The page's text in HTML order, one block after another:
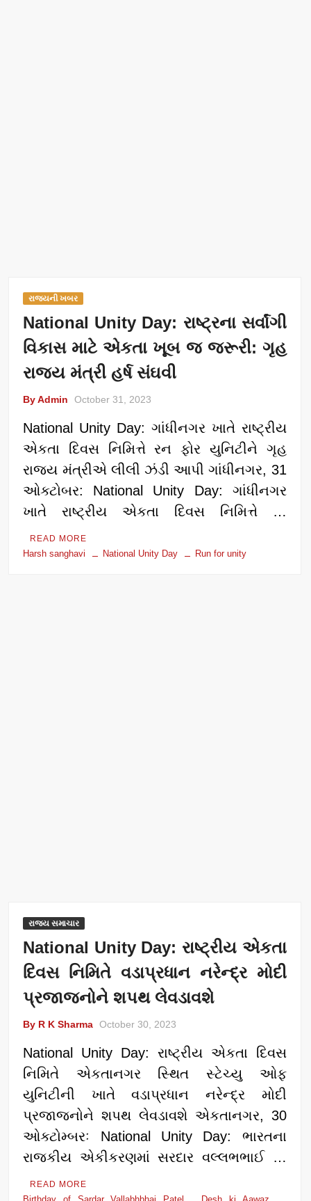
રાજ્યની ખબર
National Unity Day: રાષ્ટ્રના સર્વાંગી
વિકાસ માટે એકતા ખૂબ જ જરૂરી: ગૃહ
રાજ્ય મંત્રી હર્ષ સંઘવી
By Admin October 31, 2023
National Unity Day: ગાંધીનગર ખાતે રાષ્ટ્રીય
એકતા દિવસ નિમિત્તે રન ફોર યુનિટીને ગૃહ
રાજ્ય મંત્રીએ લીલી ઝંડી આપી ગાંધીનગર, 31
ઓક્ટોબર: National Unity Day: ગાંધીનગર
ખાતે રાષ્ટ્રીય એકતા દિવસ નિમિત્તે …
READ MORE
Harsh sanghavi National Unity Day Run for unity
રાજ્ય સમાચાર
National Unity Day: રાષ્ટ્રીય એકતા
દિવસ નિમિતે વડાપ્રધાન નરેન્દ્ર મોદી
પ્રજાજનોને શપથ લેવડાવશે
By R K Sharma October 30, 2023
National Unity Day: રાષ્ટ્રીય એકતા દિવસ
નિમિતે એકતાનગર સ્થિત સ્ટેચ્યુ ઓફ
યુનિટીની ખાતે વડાપ્રધાન નરેન્દ્ર મોદી
પ્રજાજનોને શપથ લેવડાવશે એકતાનગર, 30
ઓક્ટોમ્બરઃ National Unity Day: ભારતના
રાજકીય એકીકરણમાં સરદાર વલ્લભભાઈ …
READ MORE